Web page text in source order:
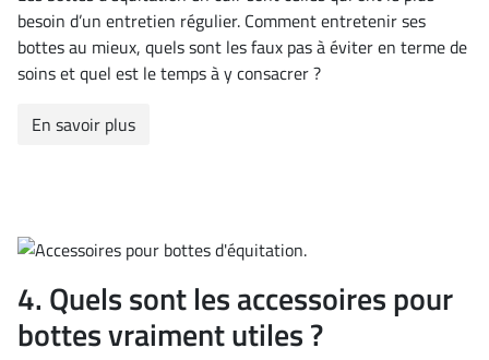
besoin d’un entretien régulier. Comment entretenir ses
bottes au mieux, quels sont les faux pas à éviter en terme de
soins et quel est le temps à y consacrer ?
En savoir plus
4. Quels sont les accessoires pour
bottes vraiment utiles ?